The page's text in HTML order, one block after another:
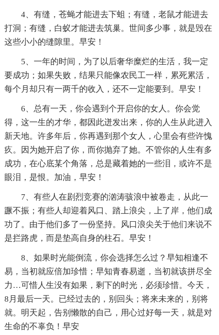
4、有缝，苍蝇才能进去下蛆；有缝，老鼠才能进去
打洞；有缝，白蚁才能进去筑巢。世间多少事，就是毁在
这些小小的缝隙里。早安！
5、一年的时间，为了以后奢华糜烂的生活，我一定
要成功；如果失败，结果只能像农民工一样，累死累活，
每个月却只有一两千的收入，还不一定能要到。早安！
6、总有一天，你会遇到个开启你的女人。你会觉
得，这一生的才华，都因此迸发出来，你的人生从此进入
新天地。许多年后，你再遇到那个女人，心里会有些许愧
疚。因为她开启了你，而你抛弃了她。不管你的人生有多
成功，在心底某个角落，总是藏着她的一些泪，或许不是
眼泪，是恨。加油，早安！
7、有些人在剧烈竞赛的汹涛骇浪中被卷走，从此一
蹶不振；有些人却迎着风口、踏上浪尖，上了岸，他们成
功了。由于他们多了一份坚持。风口浪尖关于他们来说不
是拦路虎，而是垫高自身的柱石。早安！
8、如果时光能倒流，你会选择怎么过？早知相逢不
易，当初就应倍加珍惜；早知青春易逝，当初就该拼尽全
力…可惜人生没有如果，剩下的时光，必须珍惜。今天，
8月最后一天。已经过去的，别回头；将来未来的，别将
就。明天起，告别懒散的自己，用心过好每一天，就是对
生命的不辜负！早安